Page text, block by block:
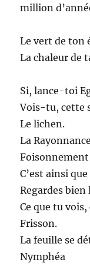
million
Le vert de ton
La chaleur de
Si, lance-toi
Vois-tu, cette
Le lichen.
La
Foisonnement
C’est ainsi
Regardes bien
Ce que tu
Frisson.
La feuille se
Nymphéa